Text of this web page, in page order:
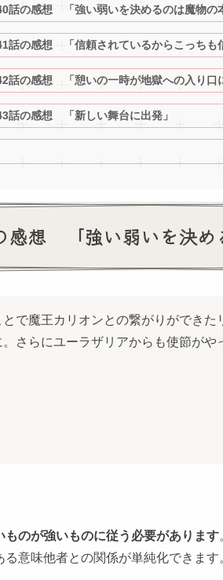
話の感想 「強い弱いを決めるのは魔物の
話の感想 「信頼されているからこっちも
話の感想 「憩いの一時が地獄への入り口
話の感想 「新しい舞台に出発」
想 「強い弱いを決め
で魔王カリオンとの繋がりができ
さらにユーラザリアからも使節がや
ものが強いものに従う必要があります
意味他者との関係が単純化できます